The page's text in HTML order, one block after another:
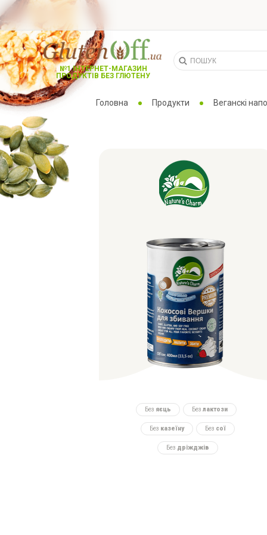
№1 ІНТЕРНЕТ-МАГАЗИН
ПРОДУКТІВ БЕЗ ГЛЮТЕНУ
Головна Продукти Веганскі
Без яєць Без лактози
Без казеїну Без сої
Без дріжджів